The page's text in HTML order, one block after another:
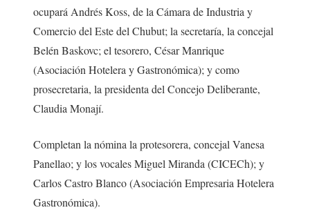
ocupará Andrés Koss, de la Cámara de Industria y
Comercio del Este del Chubut; la secretaría, la concejal
Belén Baskovc; el tesorero, César Manrique
(Asociación Hotelera y Gastronómica); y como
prosecretaria, la presidenta del Concejo Deliberante,
Claudia Monají.
Completan la nómina la protesorera, concejal Vanesa
Panellao; y los vocales Miguel Miranda (CICECh); y
Carlos Castro Blanco (Asociación Empresaria Hotelera
Gastronómica).